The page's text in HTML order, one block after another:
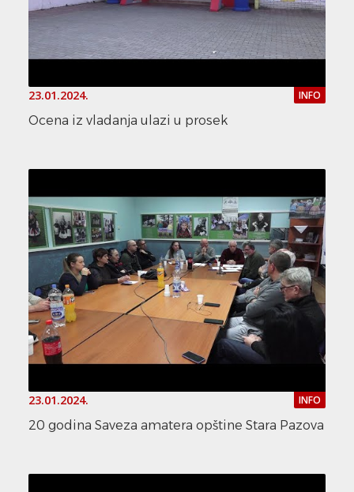
23.01.2024. INFO
Ocena iz vladanja ulazi u prosek
23.01.2024. INFO
20 godina Saveza amatera opštine Stara Pazova